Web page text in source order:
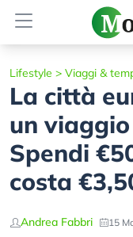
Lifestyle > Viaggi &
La città
un
Spendi
costa
Andrea Fabbri 15